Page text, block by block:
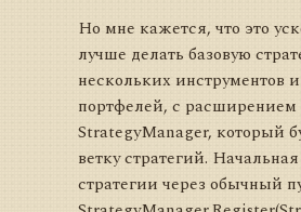
Но мне кажется, что это
лучше делать базовую
нескольких инструментов
портфелей, с расширением
StrategyManager, который
ветку стратегий.
стратегии через обычный